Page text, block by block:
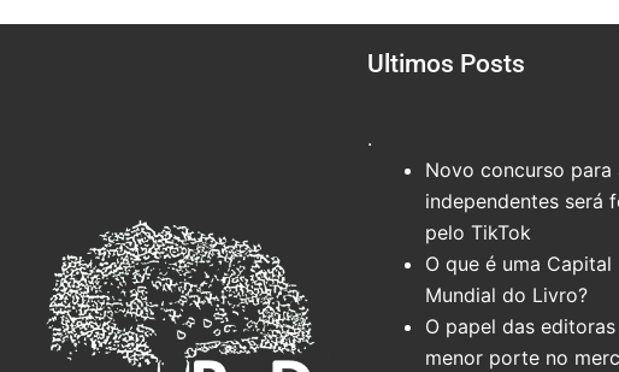
Ultimos Posts
.
Novo concurso para
independentes será
pelo TikTok
O que é uma Capital
Mundial do Livro?
O papel das
menor porte no